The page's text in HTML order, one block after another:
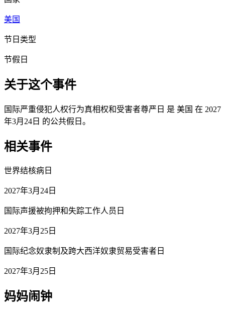
美国
节日类型
节假日
关于这个事件
国际严重侵犯人权行为真相权和受害者尊严日 是 美国 在 2027
年3月24日 的公共假日。
相关事件
世界结核病日
2027年3月24日
国际声援被拘押和失踪工作人员日
2027年3月25日
国际纪念奴隶制及跨大西洋奴隶贸易受害者日
2027年3月25日
妈妈闹钟